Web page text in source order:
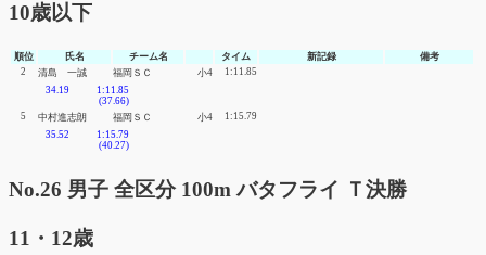
10歳以下
順位 氏名 チーム名 タイム 新記録
備考
2
清島 一誠 福岡ＳＣ 小4
1:11.85
34.19
1:11.85
(37.66)
5
中村進志朗 福岡ＳＣ 小4
1:15.79
35.52
1:15.79
(40.27)
No.26 男子 全区分 100m バタフライ Ｔ決勝
11・12歳